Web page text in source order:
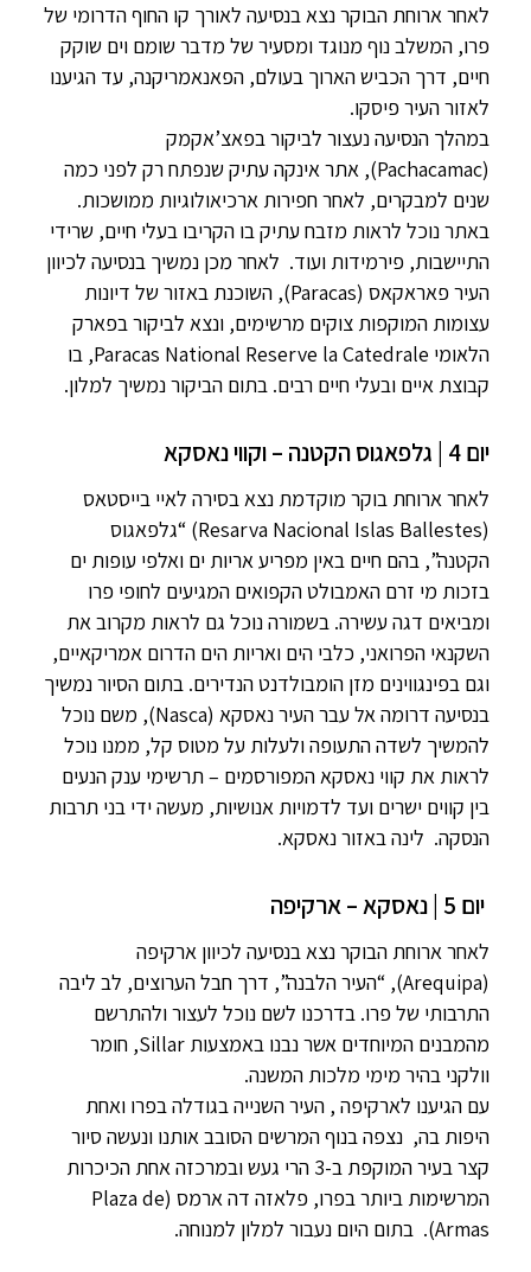
לאחר ארוחת הבוקר נצא בנסיעה לאורך קו החוף הדרומי של
פרו, המשלב נוף מנוגד ומסעיר של מדבר שומם וים שוקק
חיים, דרך הכביש הארוך בעולם, הפאנאמריקנה, עד הגיענו
לאזור העיר פיסקו.
במהלך הנסיעה נעצור לביקור בפאצ’אקמק
(Pachacamac), אתר אינקה עתיק שנפתח רק לפני כמה
שנים למבקרים, לאחר חפירות ארכיאולוגיות ממושכות.
באתר נוכל לראות מזבח עתיק בו הקריבו בעלי חיים, שרידי
התיישבות, פירמידות ועוד. לאחר מכן נמשיך בנסיעה לכיוון
העיר פאראקאס (Paracas), השוכנת באזור של דיונות
עצומות המוקפות צוקים מרשימים, ונצא לביקור בפארק
הלאומי Paracas National Reserve la Catedrale, בו
קבוצת איים ובעלי חיים רבים. בתום הביקור נמשיך למלון.
יום 4 | גלפאגוס הקטנה – וקווי נאסקא
לאחר ארוחת בוקר מוקדמת נצא בסירה לאיי בייסטאס
(Resarva Nacional Islas Ballestes) “גלפאגוס
הקטנה”, בהם חיים באין מפריע אריות ים ואלפי עופות ים
בזכות מי זרם האמבולט הקפואים המגיעים לחופי פרו
ומביאים דגה עשירה. בשמורה נוכל גם לראות מקרוב את
השקנאי הפרואני, כלבי הים ואריות הים הדרום אמריקאיים,
וגם בפינגווינים מזן הומבולדנט הנדירים. בתום הסיור נמשיך
בנסיעה דרומה אל עבר העיר נאסקא (Nasca), משם נוכל
להמשיך לשדה התעופה ולעלות על מטוס קל, ממנו נוכל
לראות את קווי נאסקא המפורסמים – תרשימי ענק הנעים
בין קווים ישרים ועד לדמויות אנושיות, מעשה ידי בני תרבות
הנסקה. לינה באזור נאסקא.
יום 5 | נאסקא – ארקיפה
לאחר ארוחת הבוקר נצא בנסיעה לכיוון ארקיפה
(Arequipa), “העיר הלבנה”, דרך חבל הערוצים, לב ליבה
התרבותי של פרו. בדרכנו לשם נוכל לעצור ולהתרשם
מהמבנים המיוחדים אשר נבנו באמצעות Sillar, חומר
וולקני בהיר מימי מלכות המשנה.
עם הגיענו לארקיפה , העיר השנייה בגודלה בפרו ואחת
היפות בה, נצפה בנוף המרשים הסובב אותנו ונעשה סיור
קצר בעיר המוקפת ב-3 הרי געש ובמרכזה אחת הכיכרות
המרשימות ביותר בפרו, פלאזה דה ארמס (Plaza de
Armas). בתום היום נעבור למלון למנוחה.